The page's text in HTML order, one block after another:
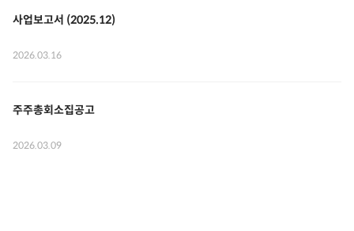
사업보고서 (2025.12)
2026.03.16
주주총회소집공고
2026.03.09